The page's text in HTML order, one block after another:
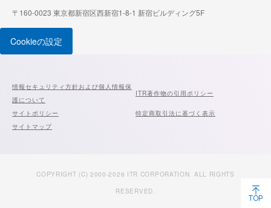
TOP
〒160-0023 東京都新宿区西新宿1-8-1 新宿ビルディング5F
Cookieの設定
情報セキュリティ方針および個人情報保
護について
ITR著作物の引用ポリシー
サイトポリシー
特定商取引法に基づく表示
サイトマップ
COPYRIGHT (C) 2000-2026 ITR CORPORATION. ALL RIGHTS
RESERVED.